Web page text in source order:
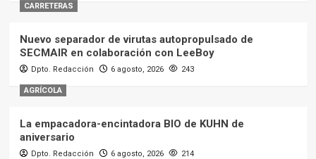
CARRETERAS
Nuevo separador de virutas autopropulsado de
SECMAIR en colaboración con LeeBoy
Dpto. Redacción 6 agosto, 2026 243
AGRÍCOLA
La empacadora-encintadora BIO de KUHN de
aniversario
Dpto. Redacción 6 agosto, 2026 214